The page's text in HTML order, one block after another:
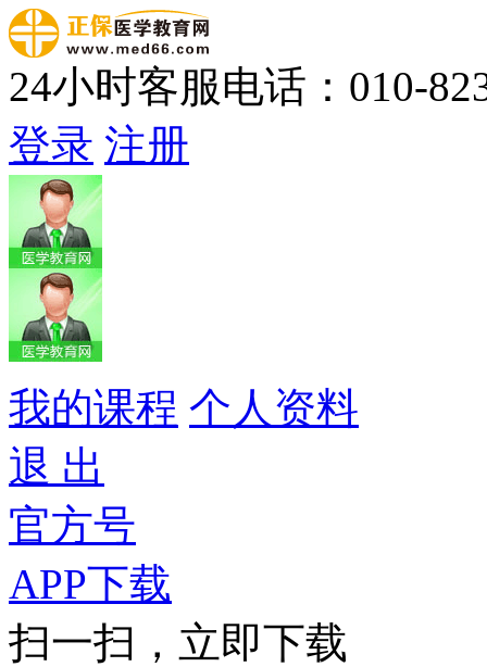
24小时客服电话：010-
登录 注册
我的课程 个人资料
退 出
官方号
APP下载
扫一扫，立即下载